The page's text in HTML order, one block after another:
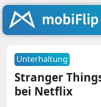
Unterhaltung
Stranger
bei Netflix